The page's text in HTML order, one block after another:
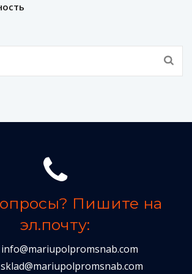
Пишите на
эл.почту:
info@mariupolpromsnab.com
sklad@mariupolpromsnab.com